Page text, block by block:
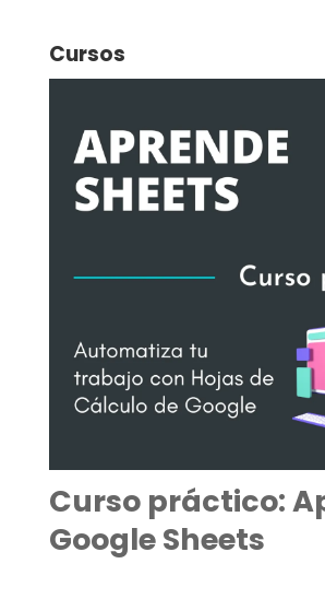
Cursos
Curso práctico:
Google Sheets